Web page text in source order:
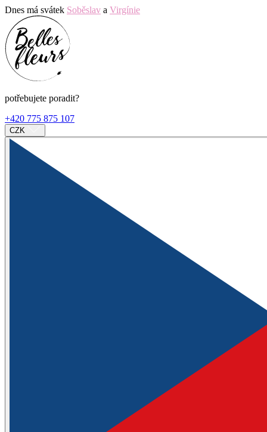
Dnes má svátek Soběslav a Virgínie
potřebujete poradit?
+420 775 875 107
CZK